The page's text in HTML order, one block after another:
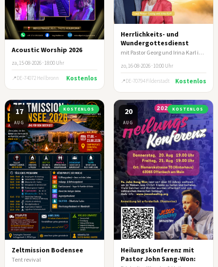
Acoustic Worship 2026
za, 15-08-2026 · 18:00 Uhr
DE-74072 Heilbronn Kostenlos
Herrlichkeits- und
Wundergottesdienst
mit Pastor Georg und Irina Karl in Filderstadt/Stuttgart
zo, 16-08-2026 · 10:00 Uhr
DE-70794 Filderstadt Kostenlos
17
AUG
KOSTENLOS
Zeltmission Bodensee
Tent revival
20
AUG
KOSTENLOS
Heilungskonferenz mit
Pastor John Sang-Won: